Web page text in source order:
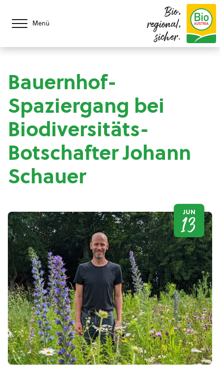
Menü
Bio,
regional,
sicher.
Bauernhof-
Spaziergang bei
Biodiversitäts-
Botschafter Johann
Schauer
JUN
13